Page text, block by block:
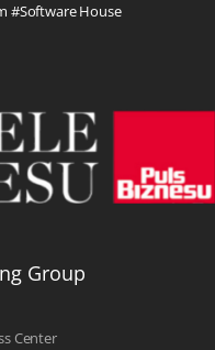
#Software House
Group
Center